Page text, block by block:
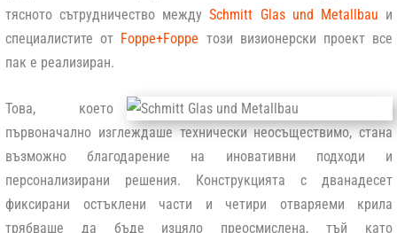
тясното сътрудничество междуSchmitt Glas und Metallbau и
специалистите от Foppe+Foppe този визионерски проект все
пак е реализиран.
Това, което
първоначално изглеждаше технически неосъществимо, стана
възможно благодарение на иновативни подходи и
персонализирани решения. Конструкцията с дванадесет
фиксирани остъклени части и четири отваряеми крила
трябваше да бъде изцяло преосмислена, тъй като